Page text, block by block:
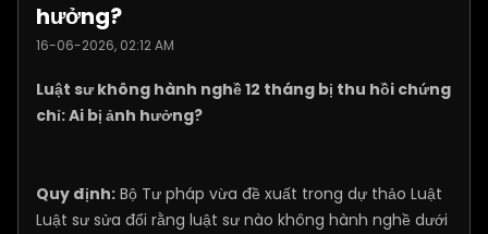
hưởng?
16-06-2026, 02:12 AM
Luật sư không hành nghề 12 tháng bị thu hồi chứng
chỉ: Ai bị ảnh hưởng?
Quy định: Bộ Tư pháp vừa đề xuất trong dự thảo Luật
Luật sư sửa đổi rằng luật sư nào không hành nghề dưới